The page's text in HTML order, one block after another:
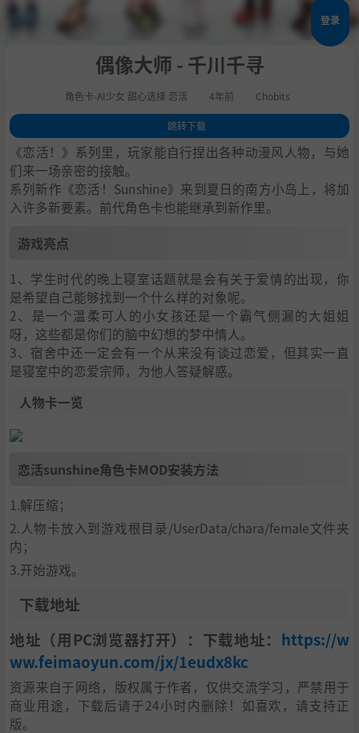
登录
偶像大师 - 千川千寻
角色卡-AI少女 甜心选择 恋活 4年前 Chobits
跳转下载
1.游戏亮点
2.人物卡一览
3.恋活sunshine角色卡MOD安装方法
4.下载地址
《恋活！》系列里，玩家能自行捏出各种动漫风人物，与她
们来一场亲密的接触。
系列新作《恋活！Sunshine》来到夏日的南方小岛上，将加
入许多新要素。前代角色卡也能继承到新作里。
游戏亮点
1、学生时代的晚上寝室话题就是会有关于爱情的出现，你
是希望自己能够找到一个什么样的对象呢。
2、是一个温柔可人的小女孩还是一个霸气侧漏的大姐姐
呀，这些都是你们的脑中幻想的梦中情人。
3、宿舍中还一定会有一个从来没有谈过恋爱，但其实一直
是寝室中的恋爱宗师，为他人答疑解惑。
人物卡一览
恋活sunshine角色卡MOD安装方法
1.解压缩；
2.人物卡放入到游戏根目录/UserData/chara/female文件夹
内；
3.开始游戏。
下载地址
地址（用PC浏览器打开）：下载地址： https://w
ww.feimaoyun.com/jx/1eudx8kc
资源来自于网络，版权属于作者，仅供交流学习，严禁用于
商业用途，下载后请于24小时内删除！如喜欢，请支持正
版。